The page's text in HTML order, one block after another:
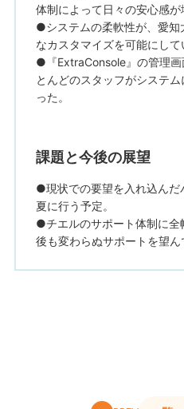
体制によって日々の安心感が
●システムの柔軟性が、愛知
なカスタマイズを可能にして
●『ExtraConsole』の管理
とんどのスタッフがシステ
った。
課題と今後の展望
●現状での要望を入れ込んだ
夏に行う予定。
●チエルのサポート体制に全
後も変わらぬサポートを望ん